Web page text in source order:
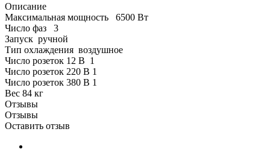
Описание
Максимальная мощность 6500 Вт
Число фаз 3
Запуск ручной
Тип охлаждения воздушное
Число розеток 12 В 1
Число розеток 220 В 1
Число розеток 380 В 1
Вес 84 кг
Отзывы
Отзывы
Оставить отзыв